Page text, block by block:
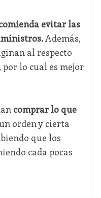
evitar las
Además,
al respecto
por lo cual es mejor
comprar lo que
orden y cierta
que los
cada pocas